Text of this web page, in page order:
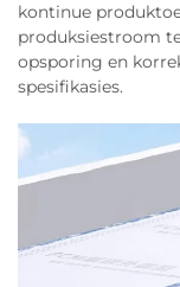
kontinue
produksiestroom
opsporing en
spesifikasies.